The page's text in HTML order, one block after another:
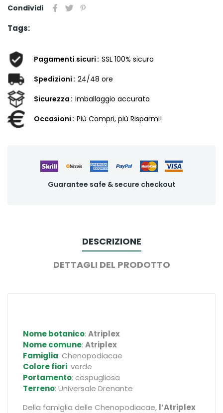
Condividi
Tags:
Pagamenti sicuri SSL 100% sicuro
Spedizioni 24/48 ore
Sicurezza Imballaggio accurato
Occasioni Più Compri, più Risparmi!
Guarantee safe & secure checkout
DESCRIZIONE
DETTAGLI DEL PRODOTTO
Nome botanico: Atriplex
Nome comune: Atriplex
Famiglia: Chenopodiacae
Colore fiori: verde
Portamento: cespugliosa
Terreno: Universale Drenante
Della famiglia delle Chenopodiacae, l’Atriplex